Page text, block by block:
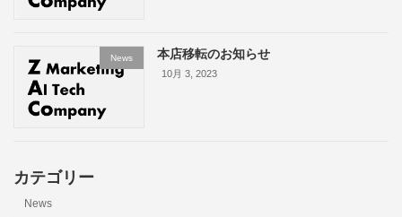
News 本店移転のお知らせ
10月 3, 2023
カテゴリー
News